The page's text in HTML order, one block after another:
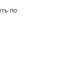
по